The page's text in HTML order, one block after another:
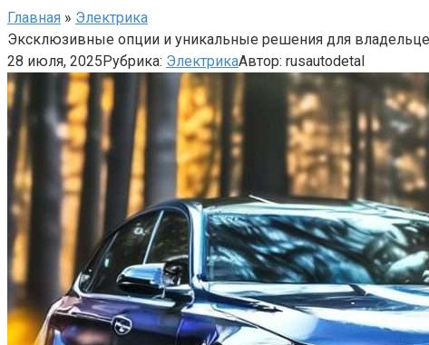
Главная » Электрика
Эксклюзивные опции и уникальные решения для
28 июля, 2025Рубрика: ЭлектрикаАвтор: rusautodetal